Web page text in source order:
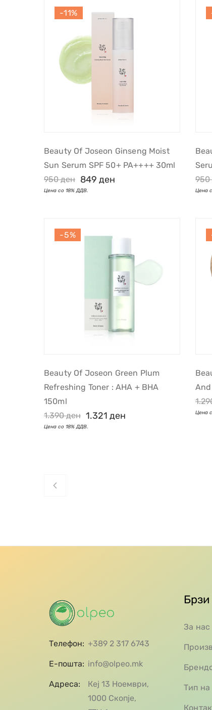
-11%
Beauty Of Joseon Ginseng Moist
Sun Serum SPF 50+ PA++++ 30ml
950ден 849 ден
950
-5%
Beauty Of Joseon Green Plum
Refreshing Toner : AHA + BHA
150ml
1.390ден 1.321 ден
And
Телефон: +389 2 317 6743
Е-пошта: info@olpeo.mk
Адреса:
Кеј 13 Ноември,
1000 Скопје,
За нас
Тип на